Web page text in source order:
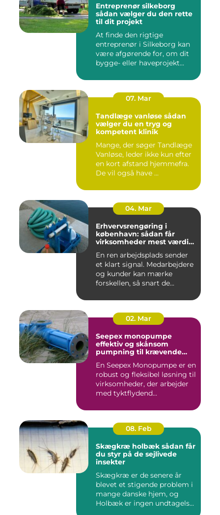
Entreprenør silkeborg
sådan vælger du den rette
til dit projekt
At finde den rigtige
entreprenør i Silkeborg kan
være afgørende for, om dit
bygge- eller haveprojekt...
07. Mar
Tandlæge vanløse sådan
vælger du en tryg og
kompetent klinik
Mange, der søger Tandlæge
Vanløse, leder ikke kun efter
en kort afstand hjemmefra.
De vil også have ...
04. Mar
Erhvervsrengøring i
københavn: sådan får
virksomheder mest værdi
En ren arbejdsplads sender
et klart signal. Medarbejdere
og kunder kan mærke
forskellen, så snart de...
02. Mar
Seepex monopumpe
effektiv og skånsom
pumpning til krævende
En Seepex Monopumpe er en
robust og fleksibel løsning til
virksomheder, der arbejder
med tyktflydend...
08. Feb
Skægkræ holbæk sådan får
du styr på de sejlivede
insekter
Skægkræ er de senere år
blevet et stigende problem i
mange danske hjem, og
Holbæk er ingen undtagels...